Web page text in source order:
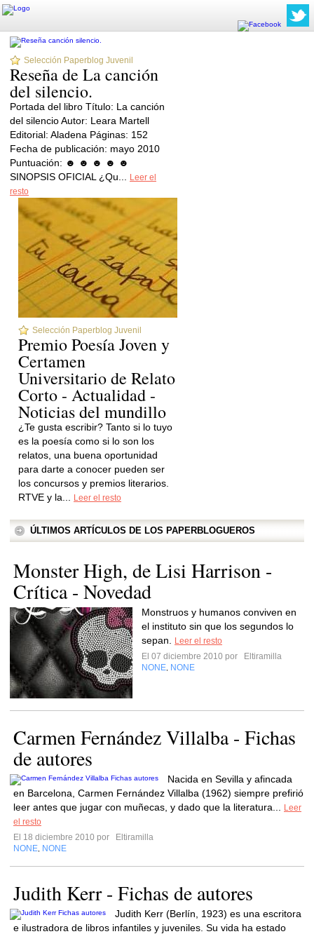
Selección Paperblog Juvenil
Reseña de La canción
del silencio.
Portada del libro Título: La canción
del silencio Autor: Leara Martell
Editorial: Aladena Páginas: 152
Fecha de publicación: mayo 2010
Puntuación: ☻ ☻ ☻ ☻ ☻
SINOPSIS OFICIAL ¿Qu...
Leer el
resto
Selección Paperblog Juvenil
Premio Poesía Joven y
Certamen
Universitario de Relato
Corto - Actualidad -
Noticias del mundillo
¿Te gusta escribir? Tanto si lo tuyo
es la poesía como si lo son los
relatos, una buena oportunidad
para darte a conocer pueden ser
los concursos y premios literarios.
RTVE y la...
Leer el resto
ÚLTIMOS ARTÍCULOS DE LOS PAPERBLOGUEROS
Monster High, de Lisi Harrison -
Crítica - Novedad
Monstruos y humanos conviven en
el instituto sin que los segundos lo
sepan.
Leer el resto
El 07 diciembre 2010 por
Eltiramilla
NONE NONE
Carmen Fernández Villalba - Fichas
de autores
Nacida en Sevilla y afincada
en Barcelona, Carmen Fernández Villalba (1962) siempre prefirió
leer antes que jugar con muñecas, y dado que la literatura...
Leer
el resto
El 18 diciembre 2010 por
Eltiramilla
NONE NONE
Judith Kerr - Fichas de autores
Judith Kerr (Berlín, 1923) es una escritora
e ilustradora de libros infantiles y juveniles. Su vida ha estado